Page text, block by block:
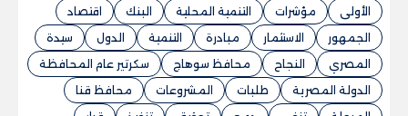
الأولى
مؤشرات التنمية المحلية البنك
اقتصاد
الجمهور
الاستثمار مبادرة التنمية الدول
سيدة
المصري
النجاح محافظ سوهاج
سكرتير عام المحافظة
الدولة المصرية
طلبات المشروعات
محافظ قنا